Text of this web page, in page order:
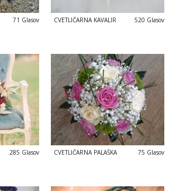
71 Glasov CVETLIČARNA KAVALIR 520 Glasov
285 Glasov CVETLIČARNA PALAŠKA 75 Glasov